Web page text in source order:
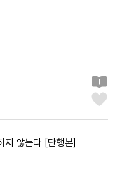
지 않는다 [단행본]